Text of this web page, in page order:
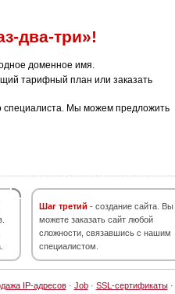
два-три»!
доменное имя.
тарифный план или заказать
специалиста. Мы можем предложить
Шаг третий - создание сайта. Вы
можете заказать сайт любой
сложности, связавшись с нашим
специалистом.
IP-адресов· Job· SSL-сертификаты·